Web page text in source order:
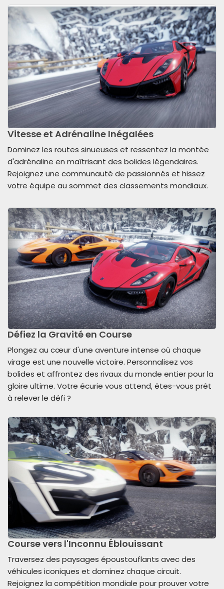
Vitesse et Adrénaline Inégalées
Dominez les routes sinueuses et ressentez la montée
d'adrénaline en maîtrisant des bolides légendaires.
Rejoignez une communauté de passionnés et hissez
votre équipe au sommet des classements mondiaux.
Défiez la Gravité en Course
Plongez au cœur d'une aventure intense où chaque
virage est une nouvelle victoire. Personnalisez vos
bolides et affrontez des rivaux du monde entier pour la
gloire ultime. Votre écurie vous attend, êtes-vous prêt
à relever le défi ?
Course vers l'Inconnu Éblouissant
Traversez des paysages époustouflants avec des
véhicules iconiques et dominez chaque circuit.
Rejoignez la compétition mondiale pour prouver votre